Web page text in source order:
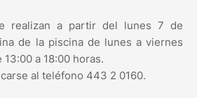
realizan a partir del lunes 7 de
de la piscina de lunes a viernes
a 18:00 horas.
al teléfono 443 2 0160.